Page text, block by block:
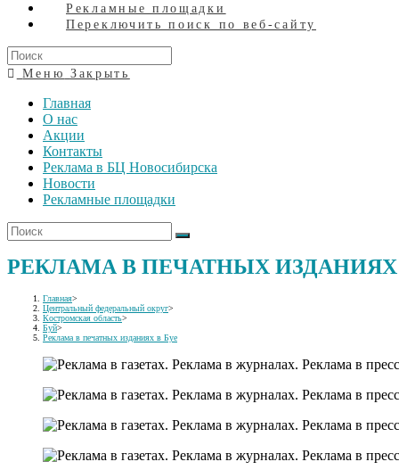
Рекламные площадки
Переключить поиск по веб-сайту
Меню Закрыть
Главная
О нас
Акции
Контакты
Реклама в БЦ Новосибирска
Новости
Рекламные площадки
РЕКЛАМА В ПЕЧАТНЫХ ИЗДАНИЯХ
Главная>
Центральный федеральный округ>
Костромская область>
Буй>
Реклама в печатных изданиях в Буе